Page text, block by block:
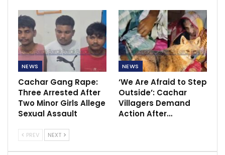
NEWS
Cachar Gang Rape:
Three Arrested After
Two Minor Girls Allege
Sexual Assault
NEWS
‘We Are Afraid to Step
Outside’: Cachar
Villagers Demand
Action After…
PREV NEXT